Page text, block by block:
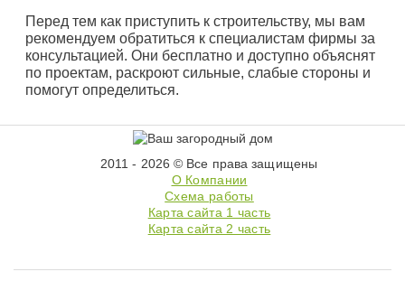
Перед тем как приступить к строительству, мы вам
рекомендуем обратиться к специалистам фирмы за
консультацией. Они бесплатно и доступно объяснят
по проектам, раскроют сильные, слабые стороны и
помогут определиться.
2011 - 2026 © Все права защищены
О Компании
Схема работы
Карта сайта 1 часть
Карта сайта 2 часть